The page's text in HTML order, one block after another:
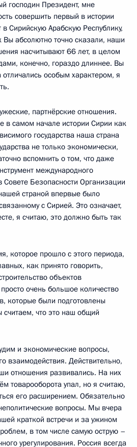
господин Президент, мне
совершить первый в истории
Сирийскую Арабскую Республику,
Вы абсолютно точно сказали, наши
насчитывают 66 лет, в целом
конечно, гораздо длиннее. Вы
отличались особым характером, я
партнёрские отношения.
в самом начале истории Сирии как
государства наша страна
не только экономически,
вспомнить о том, что даже
международного
Совете Безопасности Организации
страной впервые было
с Сирией. Это означает,
я считаю, это должно быть так
которое прошло с этого периода,
как принято говорить,
объектов
очень большое количество
которые были подготовлены
что это наш общий
и экономические вопросы,
взаимодействия. Действительно,
отношения развивались. На них
товарооборота упал, но я считаю,
его расширением. Обязательно
вопросы. Мы вчера
краткой встречи и за ужином
в том числе самую острую –
урегулирования. Россия всегда